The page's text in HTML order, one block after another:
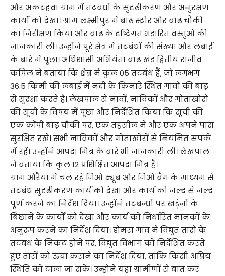
और अकटहवा ग्राम में तटबंधों के सुदृढ़ीकरण और अनुरक्षण
कार्यों को देखा। ग्राम लक्ष्मीपुर में बाढ़ स्टोर और बाढ़ चौकी
का निरीक्षण किया और बाढ़ के दृष्टिगत भंडारित वस्तुओं की
जानकारी ली। उन्होंने पूरे क्षेत्र में तटबंधों की संख्या और लंबाई
के बारे में पूछा। अधिशासी अभियंता बाढ़ खंड द्वितीय राजीव
कपिल ने बताया कि क्षेत्र में कुल 05 तटबंध हैं, जो लगभग
36.5 किमी की लंबाई में नदी के किनारे स्थित गांवों की बाढ़
से सुरक्षा करते हैं। लेखपाल से नावों, नाविकों और गोताखोरों
की सूची के विषय में पूछा और निर्देशित किया कि सूची की
एक कॉपी बाढ़ चौकी पर, एक तहसील में और एक अपने पास
सुरक्षित रखें। सभी नाविकों और गोताखोरों से नियमित संपर्क
में रहें। उन्होंने आपदा मित्र के बारे भी जानकारी ली। लेखपाल
ने बताया कि कुल 12 प्रशिक्षित आपदा मित्र हैं।
ग्राम औरैया में चल रहे जिओ ट्यूब और जिओ बैग के माध्यम से
तटबंध सुदृढ़ीकरण कार्य को देखा और कार्य को जल्द से जल्द
पूर्ण करने का निर्देश दिया। उन्होंने तटबन्धों पर खड़ंजों के
बिछाने के कार्यों को देखा और कार्य को निर्धारित मानकों के
अनुरूप करने का निर्देश दिया। डोमरा गांव में विद्युत तारों के
तटबंध के निकट होने पर, विद्युत विभाग को निर्देशित करते
हुए तारों को ऊंचा कराने का निर्देश दिया, ताकि किसी अप्रिय
स्थिति को टाला जा सके। उन्होंने यहां ग्रामीणों से बात कर